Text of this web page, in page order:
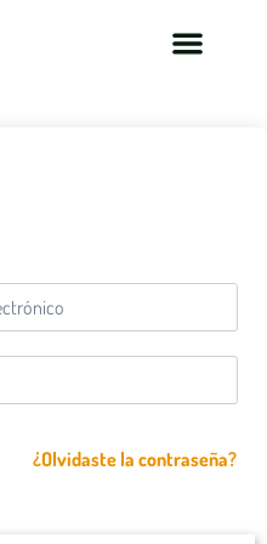
¿Olvidaste la contraseña?